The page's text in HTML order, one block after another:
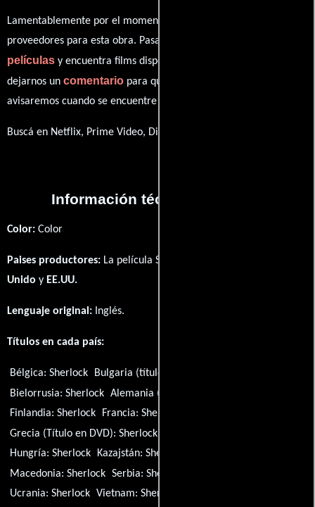
Lamentablemente por el momento no contamos con enlaces a
proveedores para esta obra. Pasa por nuestro catálogo de
películas y encuentra films disponibles. También puedes
dejarnos un comentario para que le demos prioridad y te
avisaremos cuando se encuentre disponible
Buscá en Netflix, Prime Video, Disney+
Información técnica y general
Color: Color
Paises productores: La película Sherlock fué producida en
Unido y EE.UU.
Lenguaje original: Inglés.
Títulos en cada país:
Bélgica:Sherlock Bulgaria (título búlgaro):
Bielorrusia:Sherlock Alemania (Título en DVD):
Finlandia:Sherlock Francia: Sherlock
Grecia (Título en DVD):Sherlock
Hungría:Sherlock Kazajstán: Sherlock
Macedonia:Sherlock Serbia: Sherlock
Ucrania:Sherlock Vietnam: Sherlock